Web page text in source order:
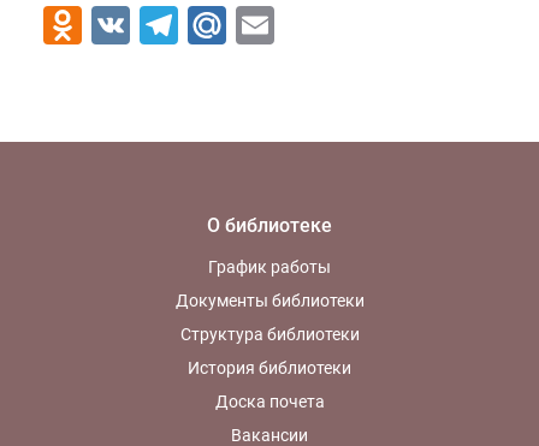
Odnoklassniki
VK Telegram
Mail.Ru
О библиотеке
График работы
Документы библиотеки
Структура библиотеки
История библиотеки
Доска почета
Вакансии